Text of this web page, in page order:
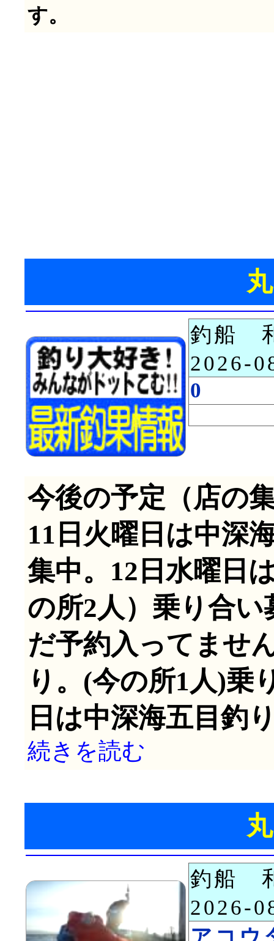
す。
釣船
2026-
0
今後の予定（店の
11日火曜日は中深
集中。12日水曜日
の所2人）乗り合
だ予約入ってませ
り。(今の所1人)乗
日は中深海五目釣
続きを読む
釣船
2026-